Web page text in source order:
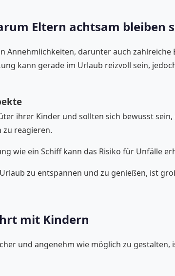
Eltern achtsam bleiben
Annehmlichkeiten, darunter auch
kann gerade im Urlaub reizvoll sein,
ihrer Kinder und sollten sich bewusst
zu reagieren.
wie ein Schiff kann das Risiko für Unfälle
zu entspannen und zu genießen, ist
mit Kindern
und angenehm wie möglich zu